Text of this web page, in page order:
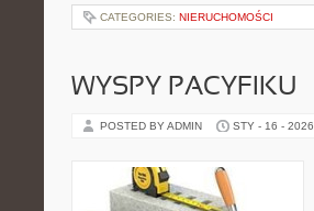
CATEGORIES: NIERUCHOMOŚCI
WYSPY PACYFIKU
POSTED BY ADMIN STY - 16 - 2026